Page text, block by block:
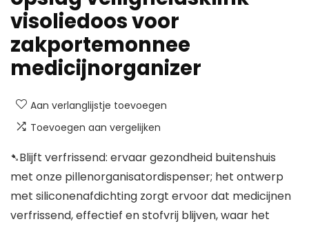
visoliedoos voor
zakportemonnee
medicijnorganizer
Aan verlanglijstje toevoegen
Toevoegen aan vergelijken
➷Blijft verfrissend: ervaar gezondheid buitenshuis
met onze pillenorganisatordispenser; het ontwerp
met siliconenafdichting zorgt ervoor dat medicijnen
verfrissend, effectief en stofvrij blijven, waar het